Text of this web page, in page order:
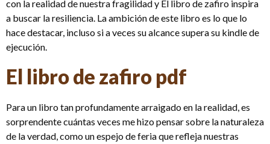
con la realidad de nuestra fragilidad y El libro de zafiro inspira
a buscar la resiliencia. La ambición de este libro es lo que lo
hace destacar, incluso si a veces su alcance supera su kindle de
ejecución.
El libro de zafiro pdf
Para un libro tan profundamente arraigado en la realidad, es
sorprendente cuántas veces me hizo pensar sobre la naturaleza
de la verdad, como un espejo de feria que refleja nuestras